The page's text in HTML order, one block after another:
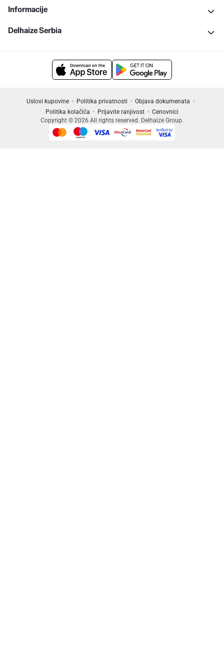
Informacije
Delhaize Serbia
Uslovi kupovine Politika privatnosti
Objava dokumenata
Politika kolačića
Prijavite ranjivost
Cenovnici
Copyright © 2026 All rights reserved. Delhaize Group.